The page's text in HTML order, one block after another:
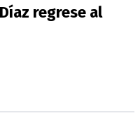
regrese al